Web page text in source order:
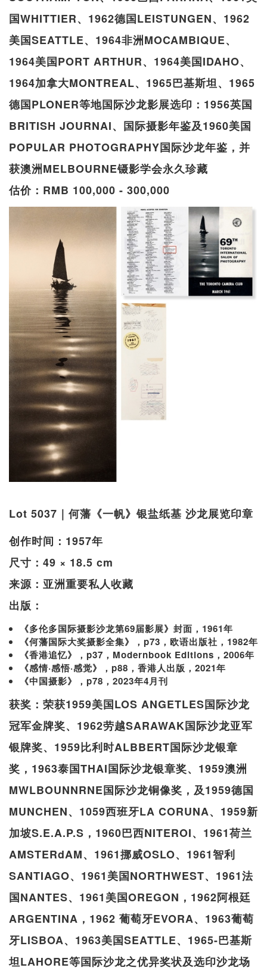
国WHITTIER、1962德国LEISTUNGEN、1962
美国SEATTLE、1964非洲MOCAMBIQUE、
1964美国PORT ARTHUR、1964美国IDAHO、
1964加拿大MONTREAL、1965巴基斯坦、1965
德国PLONER等地国际沙龙影展选印：1956英国
BRITISH JOURNAI、国际摄影年鉴及1960美国
POPULAR PHOTOGRAPHY国际沙龙年鉴，并
获澳洲MELBOURNE镊影学会永久珍藏
估价：RMB 100,000 - 300,000
Lot 5037｜何藩《一帆》银盐纸基 沙龙展览印章
创作时间：1957年
尺寸：49 × 18.5 cm
来源：亚洲重要私人收藏
出版：
《多伦多国际摄影沙龙第69届影展》封面，1961年
《何藩国际大奖摄影全集》，p73，欧语出版社，1982年
《香港追忆》，p37，Modernbook Editions，2006年
《感情·感悟·感觉》，p88，香港人出版，2021年
《中国摄影》，p78，2023年4月刊
获奖：荣获1959美国LOS ANGETLES国际沙龙
冠军金牌奖、1962劳越SARAWAK国际沙龙亚军
银牌奖、1959比利时ALBBERT国际沙龙银章
奖，1963泰国THAI国际沙龙银章奖、1959澳洲
MWLBOUNNRNE国际沙龙铜像奖，及1959德国
MUNCHEN、1059西班牙LA CORUNA、1959新
加坡S.E.A.P.S，1960巴西NITEROI、1961荷兰
AMSTERdAM、1961挪威OSLO、1961智利
SANTIAGO、1961美国NORTHWEST、1961法
国NANTES、1961美国OREGON，1962阿根廷
ARGENTINA，1962 葡萄牙EVORA、1963葡萄
牙LISBOA、1963美国SEATTLE、1965-巴基斯
坦LAHORE等国际沙龙之优异奖状及选印沙龙场